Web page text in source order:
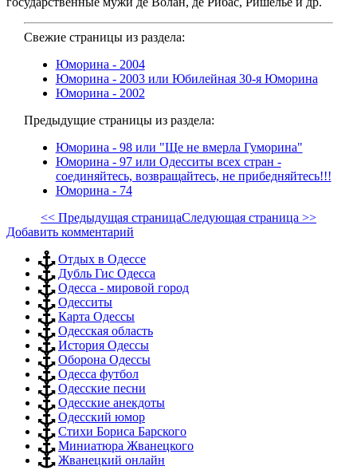
Свежие страницы из раздела:
Юморина - 2004
Юморина - 2003 или Юбилейная 30-я Юморина
Юморина - 2002
Предыдущие страницы из раздела:
Юморина - 98 или "Ще не вмерла Гуморина"
Юморина - 97 или Одесситы всех стран -
соединяйтесь, возвращайтесь, не прибедняйтесь!!!
Юморина - 74
<< Предыдущая страницаСледующая страница >>
Добавить комментарий
Отдых в Одессе
Дубль Гис Одесса
Одесса - мировой город
Одесситы
Карта Одессы
Одесская область
История Одессы
Оборона Одессы
Одесса футбол
Одесские песни
Одесские анекдоты
Одесский юмор
Стихи Бориса Барского
Миниатюра Жванецкого
Жванецкий онлайн